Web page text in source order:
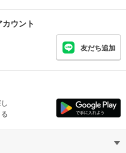
ウント
友だち追加